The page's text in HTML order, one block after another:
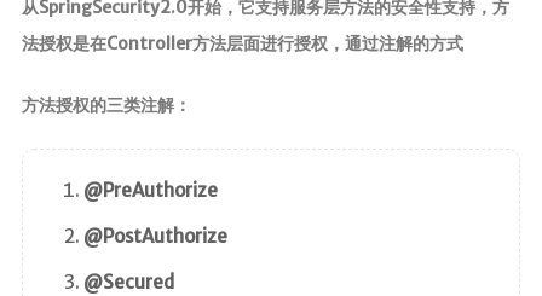
从SpringSecurity2.0开始，它支持服务层方法的安全性支持，方
法授权是在Controller方法层面进行授权，通过注解的方式
方法授权的三类注解：
@PreAuthorize
@PostAuthorize
@Secured